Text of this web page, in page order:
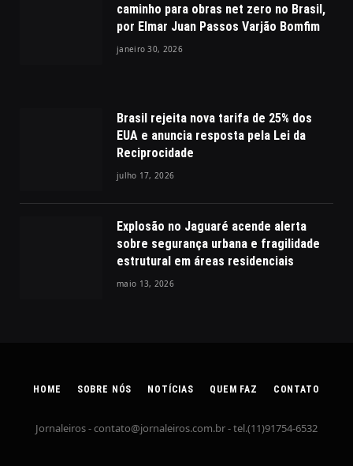
caminho para obras net zero no Brasil,
por Elmar Juan Passos Varjão Bomfim
janeiro 30, 2026
Brasil rejeita nova tarifa de 25% dos
EUA e anuncia resposta pela Lei da
Reciprocidade
julho 17, 2026
Explosão no Jaguaré acende alerta
sobre segurança urbana e fragilidade
estrutural em áreas residenciais
maio 13, 2026
HOME SOBRE NÓS NOTÍCIAS QUEM FAZ CONTATO
Jornaleiros -contato@jornaleiros.com.br- tel.(11)91754-6532